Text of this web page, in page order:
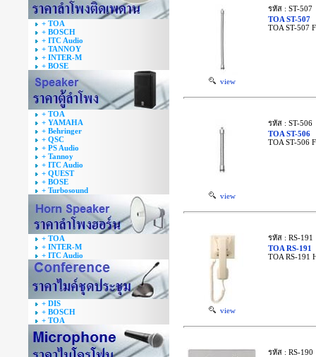
+ TOA
+ BOSCH
+ ITC Audio
+ TANNOY
+ INTER-M
+ BOSE
+ TOA
+ YAMAHA
+ Behringer
+ QSC
+ PS Audio
+ Tannoy
+ ITC Audio
+ QUEST
+ BOSE
+ Turbosound
+ TOA
+ INTER-M
+ ITC Audio
+ DIS
+ BOSCH
+ TOA
view
รหัส : ST-507
TOA ST-507
TOA ST-507
view
รหัส : ST-506
TOA ST-506
TOA ST-506
view
รหัส : RS-191
TOA RS-191
TOA RS-191
รหัส : RS-190